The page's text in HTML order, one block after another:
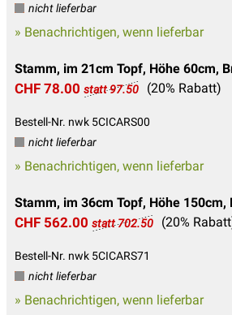
nicht lieferbar
» Benachrichtigen, wenn lieferbar
Stamm, im 21cm Topf, Höhe 60cm,
CHF 78.00 statt 97.50 (20% Rabatt)
Bestell-Nr. nwk 5CICARS00
nicht lieferbar
» Benachrichtigen, wenn lieferbar
Stamm, im 36cm Topf, Höhe 150cm,
CHF 562.00 statt 702.50 (20%
Bestell-Nr. nwk 5CICARS71
nicht lieferbar
» Benachrichtigen, wenn lieferbar